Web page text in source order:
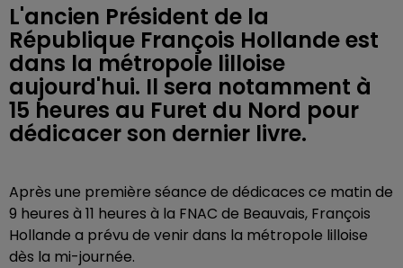
L'ancien Président de la
République François Hollande est
dans la métropole lilloise
aujourd'hui. Il sera notamment à
15 heures au Furet du Nord pour
dédicacer son dernier livre.
Après une première séance de dédicaces ce matin de
9 heures à 11 heures à la FNAC de Beauvais, François
Hollande a prévu de venir dans la métropole lilloise
dès la mi-journée.